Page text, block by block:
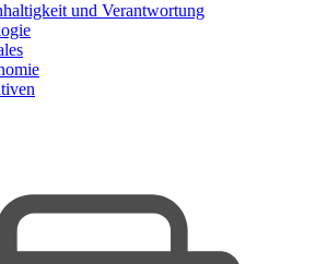
und Verantwortung